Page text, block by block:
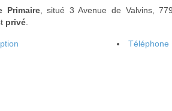
Primaire, situé 3 Avenue de Valvins,
privé
Téléphone